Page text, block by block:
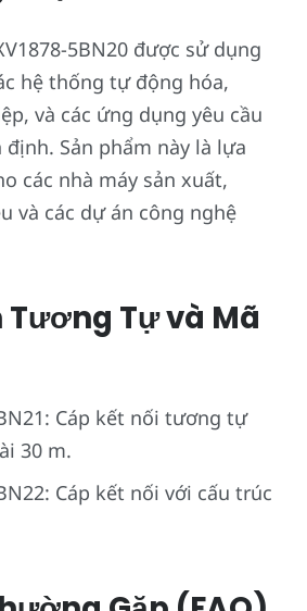
5BN20 được sử dụng
hệ thống tự động hóa,
và các ứng dụng yêu cầu
Sản phẩm này là lựa
các nhà máy sản xuất,
và các dự án công nghệ
Tương Tự và Mã
Cáp kết nối tương tự
30 m.
Cáp kết nối với cấu trúc